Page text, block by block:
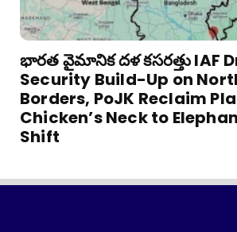
భారత వైమానిక దళ కసరత్తు IAF
Security Build-Up on
Borders, PoJK Reclaim
Chicken’s Neck to
Shift